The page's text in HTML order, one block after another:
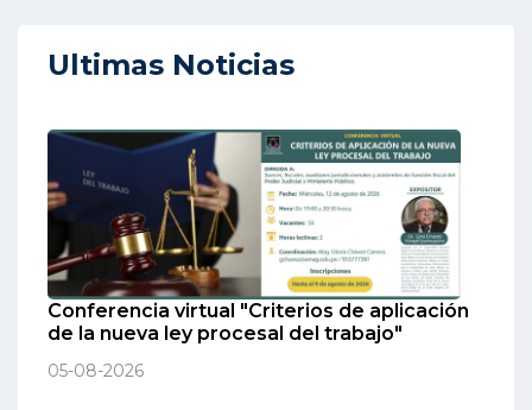
Ultimas Noticias
Conferencia virtual "Criterios de aplicación
de la nueva ley procesal del trabajo"
05-08-2026